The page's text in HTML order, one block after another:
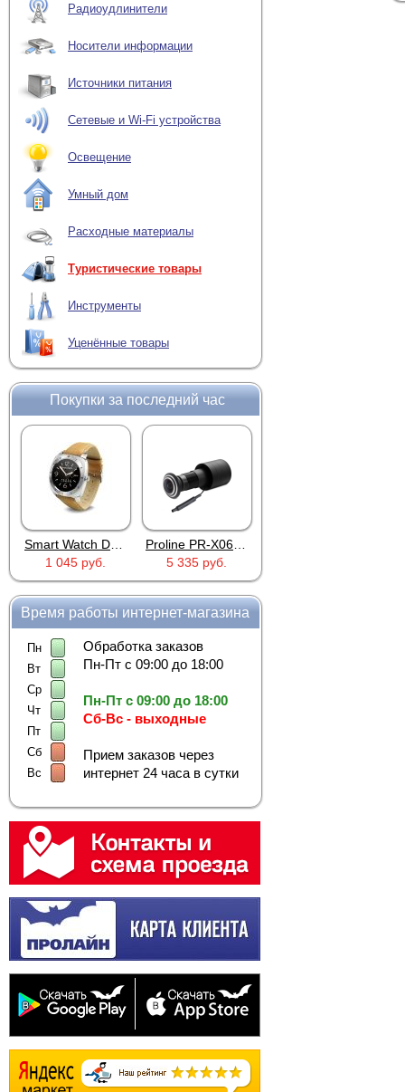
Радиоудлинители
Носители информации
Источники питания
Сетевые и Wi-Fi устройства
Освещение
Умный дом
Расходные материалы
Туристические товары
Инструменты
Уценённые товары
Покупки за последний час
1 045 руб.
5 335 руб.
Время работы интернет-магазина
Пн
Вт
Ср
Чт
Пт
Сб
Вс
Обработка заказов
Пн-Пт с 09:00 до 18:00
Пн-Пт с 09:00 до 18:00
Сб-Вс - выходные
Прием заказов через
интернет 24 часа в сутки